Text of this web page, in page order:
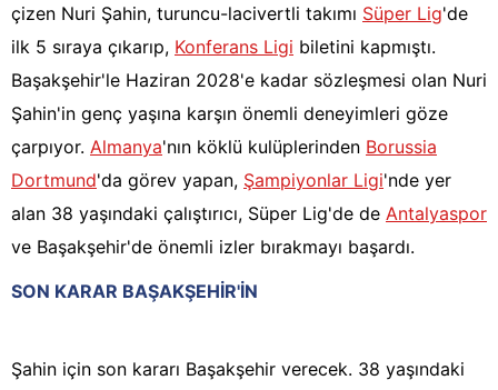
çizen Nuri Şahin, turuncu-lacivertli takımı Süper Lig'de
ilk 5 sıraya çıkarıp, Konferans Ligi biletini kapmıştı.
Başakşehir'le Haziran 2028'e kadar sözleşmesi olan Nuri
Şahin'in genç yaşına karşın önemli deneyimleri göze
çarpıyor. Almanya'nın köklü kulüplerinden Borussia
Dortmund'da görev yapan, Şampiyonlar Ligi'nde yer
alan 38 yaşındaki çalıştırıcı, Süper Lig'de de Antalyaspor
ve Başakşehir'de önemli izler bırakmayı başardı.
SON KARAR BAŞAKŞEHİR'İN
Şahin için son kararı Başakşehir verecek. 38 yaşındaki